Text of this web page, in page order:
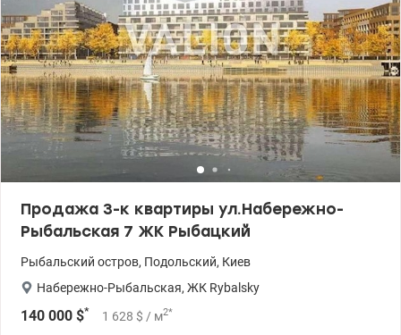
Продажа 3-к квартиры ул.Набережно-
Рыбальская 7 ЖК Рыбацкий
Рыбальский остров, Подольский, Киев
Набережно-Рыбальская, ЖК Rybalsky
140 000 $* 1 628 $ / м2*